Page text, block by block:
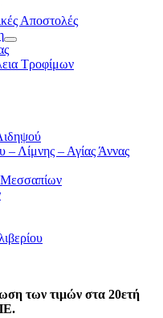
Αποστολές
Τροφίμων
– Λίμνης – Αγίας Άννας
των τιμών στα 20ετή